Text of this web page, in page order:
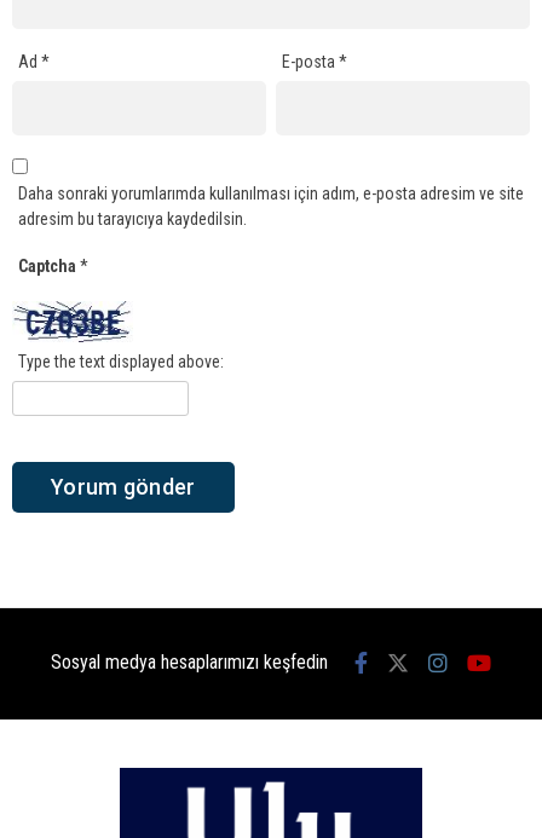
Ad * E-posta*
Daha sonraki yorumlarımda kullanılması için adım, e-posta adresim ve site
adresim bu tarayıcıya kaydedilsin.
Captcha *
Type the text displayed above:
Sosyal medya hesaplarımızı keşfedin